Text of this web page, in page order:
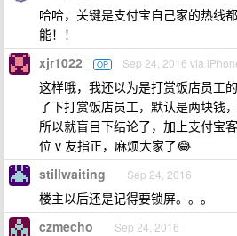
哈哈，关键是支付宝自己家的热线
能！！
xjr1022 OP Sep 24, 2016 via
这样哦，我还以为是打赏饭店员工
了下打赏饭店员工，默认是两块钱
所以就盲目下结论了，加上支付宝
位 v 友指正，麻烦大家了😂
stillwaiting Sep 24, 2016
楼主以后还是记得要锁屏。。。
czmecho Sep 24, 2016